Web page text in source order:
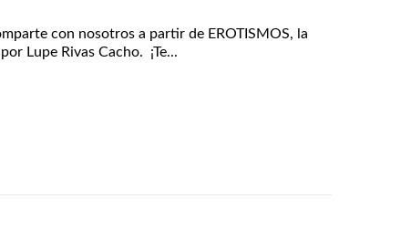
con nosotros a partir de EROTISMOS, la
Lupe Rivas Cacho. ¡Te...